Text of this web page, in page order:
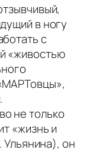
в ногу
с
«живостью
не только
«жизнь и
Ульянина), он